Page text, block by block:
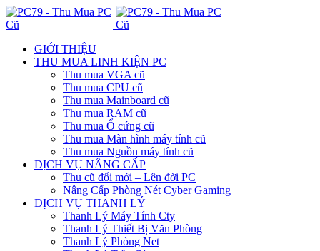
GIỚI THIỆU
THU MUA LINH KIỆN PC
Thu mua VGA cũ
Thu mua CPU cũ
Thu mua Mainboard cũ
Thu mua RAM cũ
Thu mua Ổ cứng cũ
Thu mua Màn hình máy tính cũ
Thu mua Nguồn máy tính cũ
DỊCH VỤ NÂNG CẤP
Thu cũ đổi mới – Lên đời PC
Nâng Cấp Phòng Nét Cyber Gaming
DỊCH VỤ THANH LÝ
Thanh Lý Máy Tính Cty
Thanh Lý Thiết Bị Văn Phòng
Thanh Lý Phòng Net